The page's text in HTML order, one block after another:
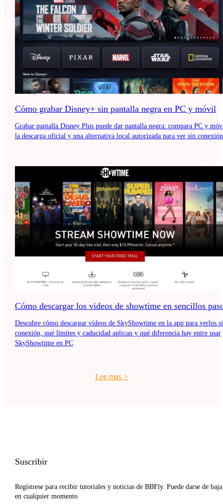
Cómo grabar Disney+ sin pantalla negra en PC y móvil
Grabar pantalla Disney Plus puede dar pantalla negra: compara PC y
la descarga oficial y una alternativa local autorizada para ver sin
Cómo descargar los videos de showtime en sencillos
Descubre cómo descargar vídeos de SkyShowtime en la app para verlos
conexión, qué límites y caducidad aplican y qué diferencia hay entre usar
SkyShowtime en PC
Lee mas >
Suscribir
Regístrese para recibir tutoriales y noticias de BBFly. Puede darse de baja
en cualquier momento